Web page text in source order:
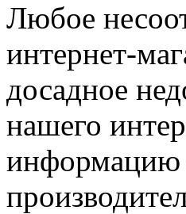
Любое
интернет-
досадное
нашего
информацию